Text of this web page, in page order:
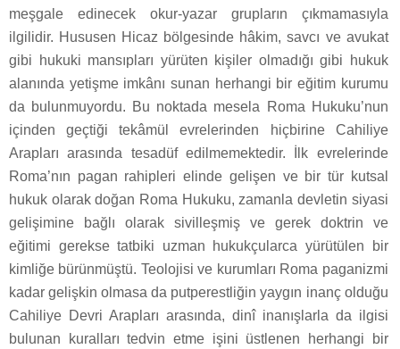
meşgale edinecek okur-yazar grupların çıkmamasıyla
ilgilidir. Hususen Hicaz bölgesinde hâkim, savcı ve avukat
gibi hukuki mansıpları yürüten kişiler olmadığı gibi hukuk
alanında yetişme imkânı sunan herhangi bir eğitim kurumu
da bulunmuyordu. Bu noktada mesela Roma Hukuku’nun
içinden geçtiği tekâmül evrelerinden hiçbirine Cahiliye
Arapları arasında tesadüf edilmemektedir. İlk evrelerinde
Roma’nın pagan rahipleri elinde gelişen ve bir tür kutsal
hukuk olarak doğan Roma Hukuku, zamanla devletin siyasi
gelişimine bağlı olarak sivilleşmiş ve gerek doktrin ve
eğitimi gerekse tatbiki uzman hukukçularca yürütülen bir
kimliğe bürünmüştü. Teolojisi ve kurumları Roma paganizmi
kadar gelişkin olmasa da putperestliğin yaygın inanç olduğu
Cahiliye Devri Arapları arasında, dinî inanışlarla da ilgisi
bulunan kuralları tedvin etme işini üstlenen herhangi bir